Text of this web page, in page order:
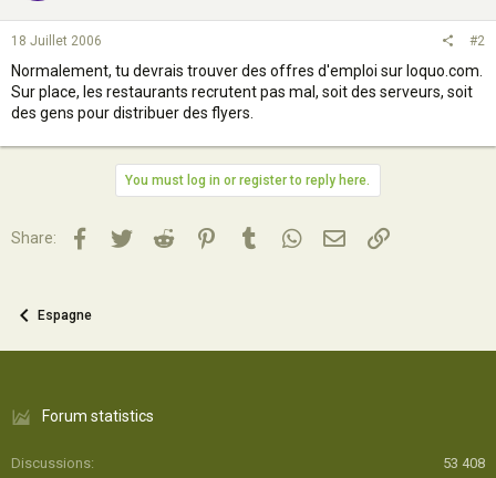
18 Juillet 2006 #2
Normalement, tu devrais trouver des offres d'emploi sur loquo.com.
Sur place, les restaurants recrutent pas mal, soit des serveurs, soit
des gens pour distribuer des flyers.
You must log in or register to reply here.
Share: Facebook
TwitterReddit PinterestTumblrWhatsApp
Email Lien
Espagne
Forum statistics
Discussions
53 408